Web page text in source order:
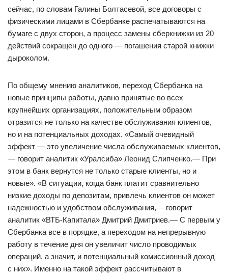
сейчас, по словам Галины Болтасевой, все договоры с
физическими лицами в Сбербанке распечатываются на
бумаге с двух сторон, а процесс замены сберкнижки из 20
действий сокращен до одного — погашения старой книжки
дыроколом.
По общему мнению аналитиков, переход Сбербанка на
новые принципы работы, давно принятые во всех
крупнейших организациях, положительным образом
отразится не только на качестве обслуживания клиентов,
но и на потенциальных доходах. «Самый очевидный
эффект — это увеличение числа обслуживаемых клиентов,
— говорит аналитик «Уралсиба» Леонид Слипченко.— При
этом в банк вернутся не только старые клиенты, но и
новые». «В ситуации, когда банк платит сравнительно
низкие доходы по депозитам, привлечь клиентов он может
надежностью и удобством обслуживания,— говорит
аналитик «ВТБ-Капитала» Дмитрий Дмитриев.— С первым у
Сбербанка все в порядке, а переходом на непрерывную
работу в течение дня он увеличит число проводимых
операций, а значит, и потенциальный комиссионный доход
с них». Именно на такой эффект рассчитывают в